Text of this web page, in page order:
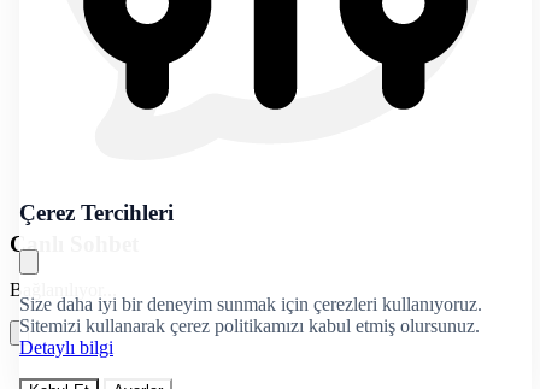
Çerez Tercihleri
Size daha iyi bir deneyim sunmak için çerezleri kullanıyoruz.
Sitemizi kullanarak çerez politikamızı kabul etmiş olursunuz.
Detaylı bilgi
Canlı Sohbet
Bağlanılıyor...